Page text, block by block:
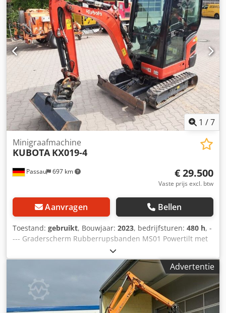
1 /7
Passau 697 km
Minigraafmachine
KUBOTA KX019-4
€ 29.500
Vaste prijs excl. btw
Aanvragen Bellen
Toestand: gebruikt, Bouwjaar: 2023, bedrijfsturen: 480 h, -
--- Graderscherm Rubberrupsbanden MS01 Powertilt met
hijshaak! Djdpfxjzqybmj Afrsck Radio
Advertentie